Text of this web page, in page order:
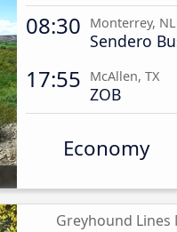
08:30 Monterrey, NL
Sendero
17:55 McAllen, TX
ZOB
Economy
Greyhound Lines